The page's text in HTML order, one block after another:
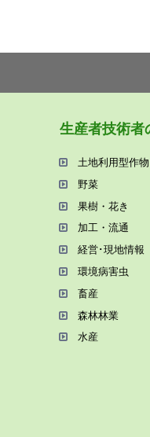
⽣産者技術者
⼟地利⽤型作物
野菜
果樹・花き
加⼯・流通
経営･現地情報
環境病害⾍
畜産
森林林業
⽔産